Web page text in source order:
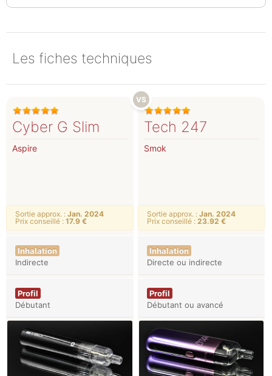
Les fiches techniques
Cyber G Slim
Aspire
Sortie approx. : Jan. 2024
Prix conseillé : 17.9 €
Inhalation
Indirecte
Profil
Débutant
Tech 247
Smok
Sortie approx. : Jan. 2024
Prix conseillé : 23.92 €
Inhalation
Directe ou indirecte
Profil
Débutant ou avancé